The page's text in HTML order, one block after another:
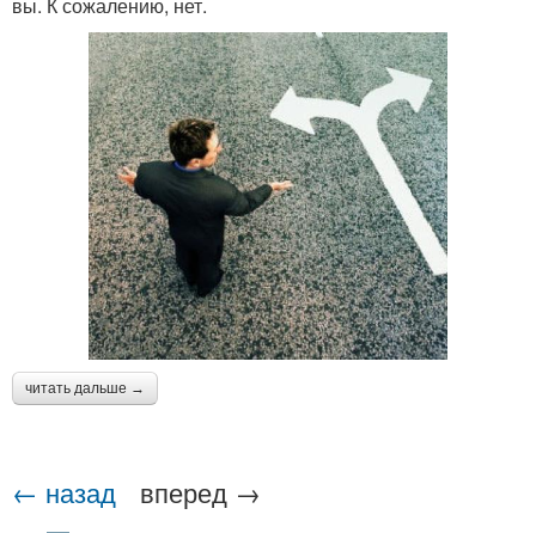
читать дальше →
← назад вперед →